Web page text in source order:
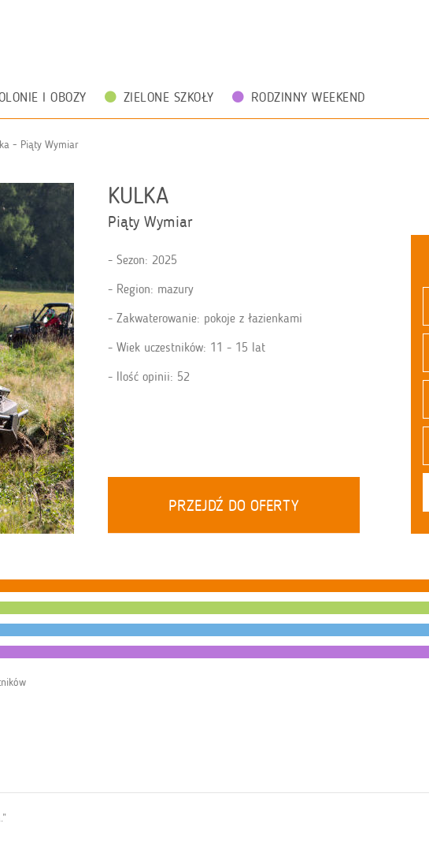
I OBOZY ZIELONE SZKOŁY RODZINNY WEEKEND
- Piąty Wymiar
KULKA
Piąty Wymiar
Sezon: 2025
Region: mazury
Zakwaterowanie: pokoje z łazienkami
Wiek uczestników: 11 - 15 lat
Ilość opinii: 52
PRZEJDŹ DO OFERTY